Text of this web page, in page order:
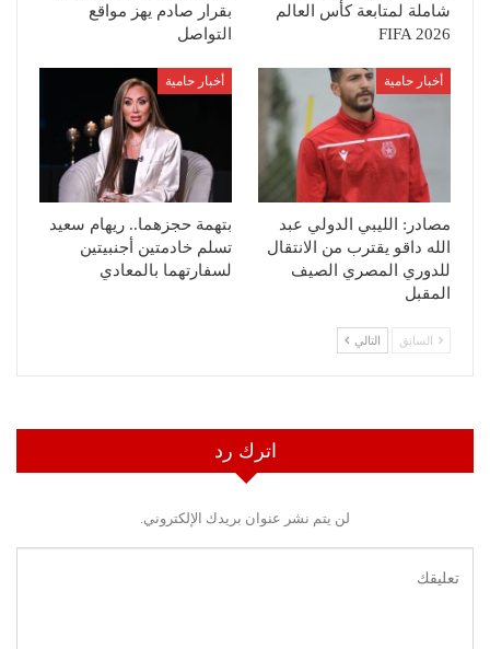
شاملة لمتابعة كأس العالم
FIFA 2026
بقرار صادم يهز مواقع
التواصل
أخبار حامية
مصادر: الليبي الدولي عبد
الله داقو يقترب من الانتقال
للدوري المصري الصيف
المقبل
أخبار حامية
بتهمة حجزهما.. ريهام سعيد
تسلم خادمتين أجنبيتين
لسفارتهما بالمعادي
السابق التالي
اترك رد
لن يتم نشر عنوان بريدك الإلكتروني.